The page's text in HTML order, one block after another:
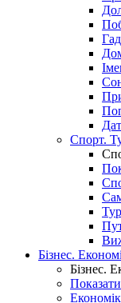
Спорт.
Бізнес.
Бізнес.
Показати